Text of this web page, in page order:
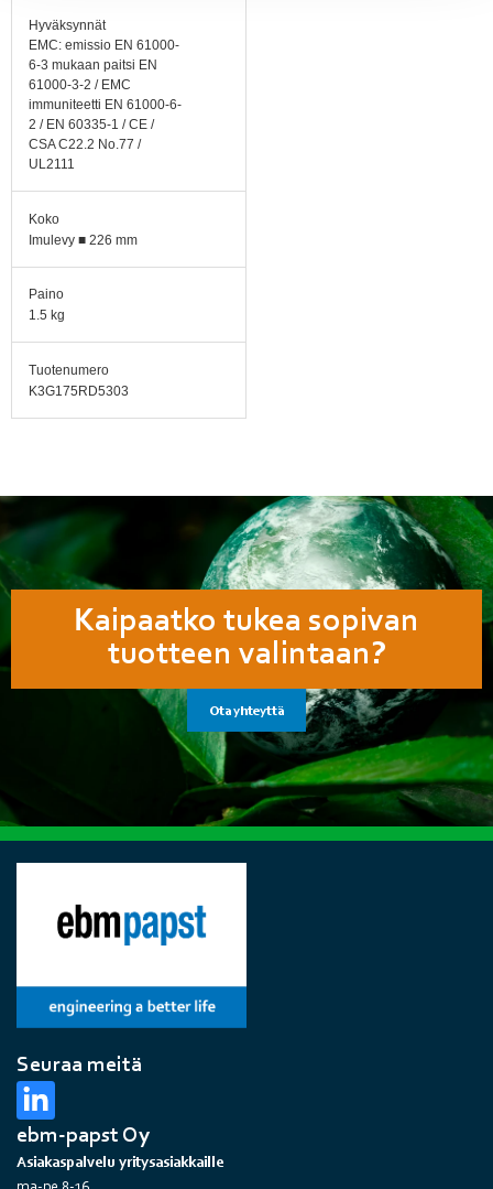
Hyväksynnät
EMC: emissio EN 61000-
6-3 mukaan paitsi EN
61000-3-2 / EMC
immuniteetti EN 61000-6-
2 / EN 60335-1 / CE /
CSA C22.2 No.77 /
UL2111
Koko
Imulevy ■ 226 mm
Paino
1.5 kg
Tuotenumero
K3G175RD5303
Kaipaatko tukea sopivan
tuotteen valintaan?
Ota yhteyttä
Seuraa meitä
ebm-papst Oy
Asiakaspalvelu yritysasiakkaille